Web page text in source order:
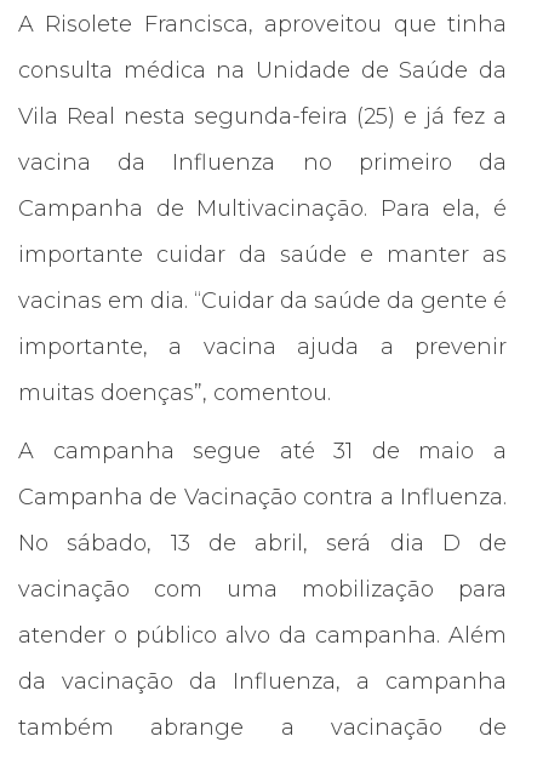
A Risolete Francisca, aproveitou que tinha
consulta médica na Unidade de Saúde da
Vila Real nesta segunda-feira (25) e já fez a
vacina da Influenza no primeiro da
Campanha de Multivacinação. Para ela, é
importante cuidar da saúde e manter as
vacinas em dia. “Cuidar da saúde da gente é
importante, a vacina ajuda a prevenir
muitas doenças”, comentou.
A campanha segue até 31 de maio a
Campanha de Vacinação contra a Influenza.
No sábado, 13 de abril, será dia D de
vacinação com uma mobilização para
atender o público alvo da campanha. Além
da vacinação da Influenza, a campanha
também abrange a vacinação de